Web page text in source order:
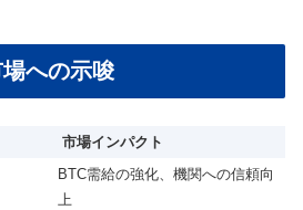
への示唆
市場インパクト
BTC需給の強化、機関への信頼向
上